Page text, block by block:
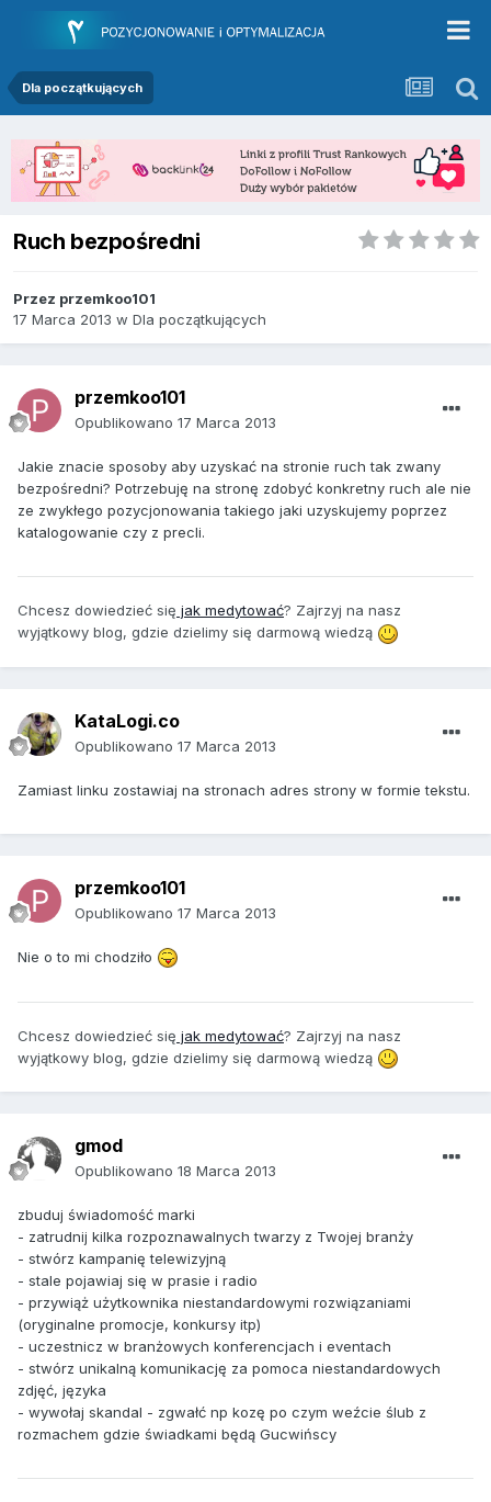
Dla początkujących
Ruch bezpośredni
Przez przemkoo101
17 Marca 2013 w Dla początkujących
przemkoo101
Opublikowano 17 Marca 2013
Jakie znacie sposoby aby uzyskać na stronie ruch tak zwany
bezpośredni? Potrzebuję na stronę zdobyć konkretny ruch ale nie
ze zwykłego pozycjonowania takiego jaki uzyskujemy poprzez
katalogowanie czy z precli.
Chcesz dowiedzieć się jak medytować? Zajrzyj na nasz
wyjątkowy blog, gdzie dzielimy się darmową wiedzą
KataLogi.co
Opublikowano 17 Marca 2013
Zamiast linku zostawiaj na stronach adres strony w formie tekstu.
przemkoo101
Opublikowano 17 Marca 2013
Nie o to mi chodziło
Chcesz dowiedzieć się jak medytować? Zajrzyj na nasz
wyjątkowy blog, gdzie dzielimy się darmową wiedzą
gmod
Opublikowano 18 Marca 2013
zbuduj świadomość marki
- zatrudnij kilka rozpoznawalnych twarzy z Twojej branży
- stwórz kampanię telewizyjną
- stale pojawiaj się w prasie i radio
- przywiąż użytkownika niestandardowymi rozwiązaniami
(oryginalne promocje, konkursy itp)
- uczestnicz w branżowych konferencjach i eventach
- stwórz unikalną komunikację za pomoca niestandardowych
zdjęć, języka
- wywołaj skandal - zgwałć np kozę po czym weźcie ślub z
rozmachem gdzie świadkami będą Gucwińscy